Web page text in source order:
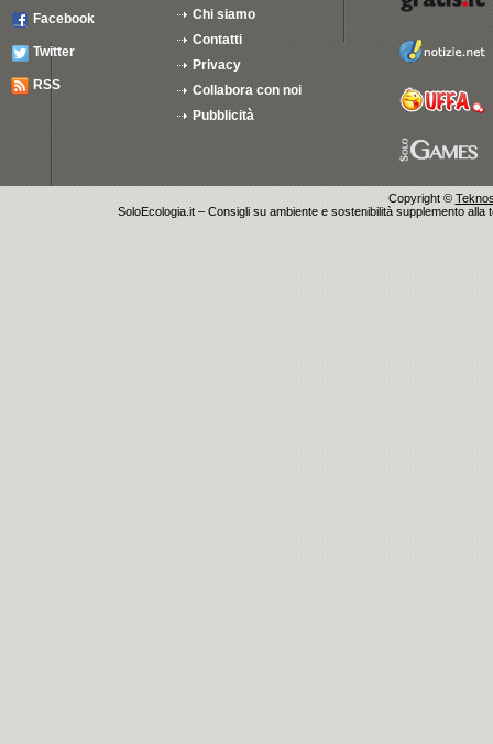
Facebook
Twitter
RSS
Chi siamo
Contatti
Privacy
Collabora con noi
Pubblicità
Copyright ©
SoloEcologia.it – Consigli su ambiente e sostenibilità supplemento